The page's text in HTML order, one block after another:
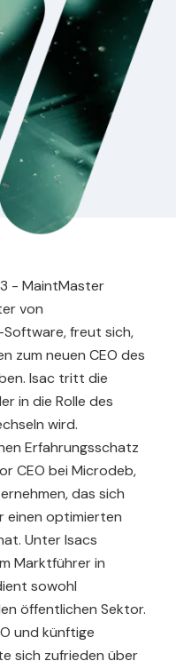
- MaintMaster
von
freut sich,
zum neuen CEO des
Isac tritt die
in die Rolle des
wird.
Erfahrungsschatz
CEO bei Microdeb,
das sich
einen optimierten
Unter Isacs
Marktführer in
sowohl
öffentlichen Sektor.
und künftige
sich zufrieden über